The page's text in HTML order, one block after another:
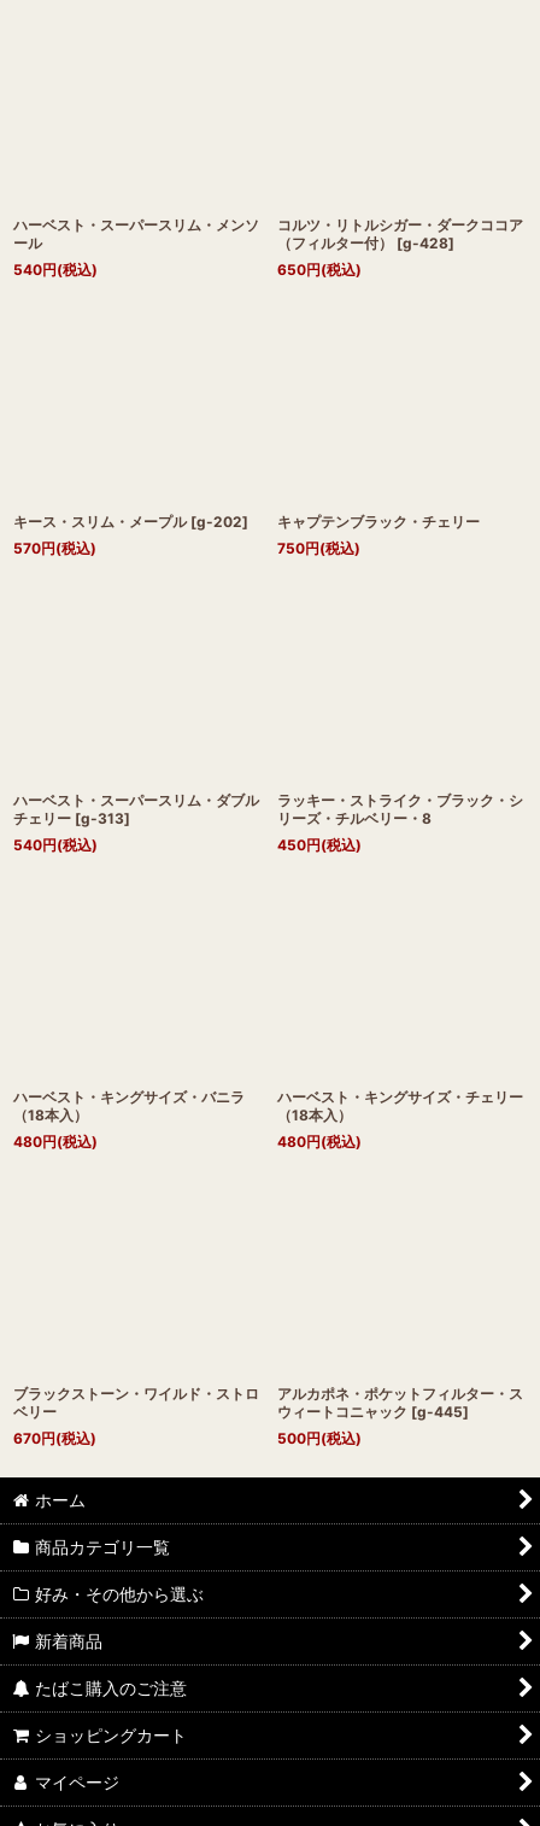
ハーベスト・スーパースリム・メンソ
ール
540円(税込)
コルツ・リトルシガー・ダークココア
（フィルター付）
[g-428]
650円(税込)
キース・スリム・メープル [g-202]
570円(税込)
キャプテンブラック・チェリー
750円(税込)
ハーベスト・スーパースリム・ダブル
チェリー [g-313]
540円(税込)
ラッキー・ストライク・ブラック・シ
リーズ・チルベリー・8
450円(税込)
ハーベスト・キングサイズ・バニラ
（18本入）
480円(税込)
ハーベスト・キングサイズ・チェリー
（18本入）
480円(税込)
ブラックストーン・ワイルド・ストロ
ベリー
670円(税込)
アルカポネ・ポケットフィルター・ス
ウィートコニャック [g-445]
500円(税込)
ホーム
商品カテゴリ一覧
好み・その他から選ぶ
新着商品
たばこ購入のご注意
ショッピングカート
マイページ